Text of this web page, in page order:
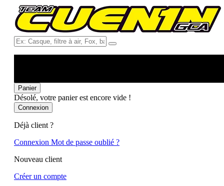
Ex:
Casque,
Fox,
...
Panier
Désolé, votre panier est encore vide !
Connexion
Déjà client ?
Connexion Mot de passe oublié ?
Nouveau client
Créer un compte